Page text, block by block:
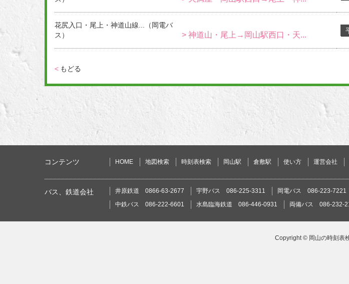
花尻入口・尾上・神道山線...（岡電バ
ス）
> 神道山・尾上→岡山駅西口・天...
< もどる
コンテンツ HOME 地図検索 時刻表検索 岡山駅 倉敷駅 使い方 運営会社
バス、鉄道会社 井原鉄道 0866-63-2677 宇野バス 086-225-3311 岡電バス 086-223-7221
中鉄バス 086-222-6601
水島臨海鉄道 086-446-0931 両備バス 086-232-
Copyright © 岡山の時刻表